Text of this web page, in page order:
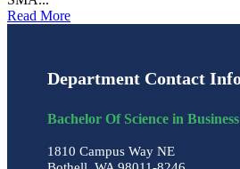
Read More
Department Contact
Bachelor Of Science in
1810 Campus Way NE